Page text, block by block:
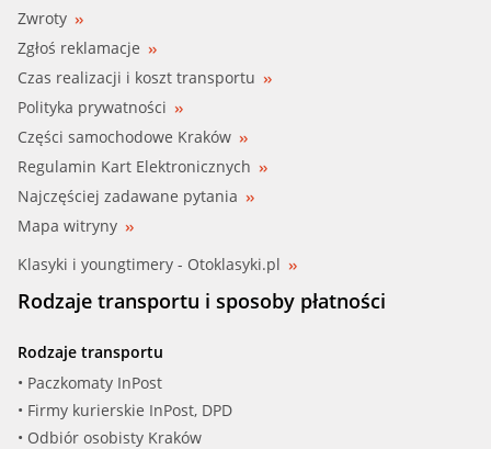
Zwroty
Zgłoś reklamacje
Czas realizacji i koszt transportu
Polityka prywatności
Części samochodowe Kraków
Regulamin Kart Elektronicznych
Najczęściej zadawane pytania
Mapa witryny
Klasyki i youngtimery - Otoklasyki.pl
Rodzaje transportu i sposoby płatności
Rodzaje transportu
• Paczkomaty InPost
• Firmy kurierskie InPost, DPD
• Odbiór osobisty Kraków